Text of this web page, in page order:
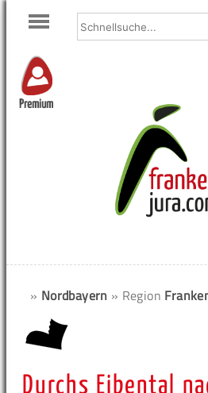
Premium
» Nordbayern » Region
Durchs Eibental